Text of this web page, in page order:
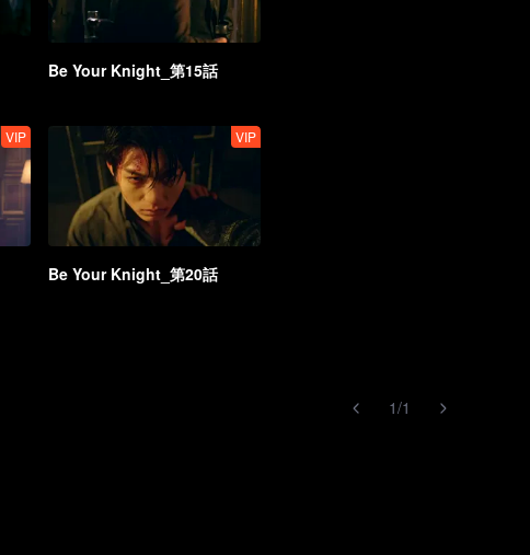
Be Your Knight_第15話
VIP VIP
Be Your Knight_第20話
1/1